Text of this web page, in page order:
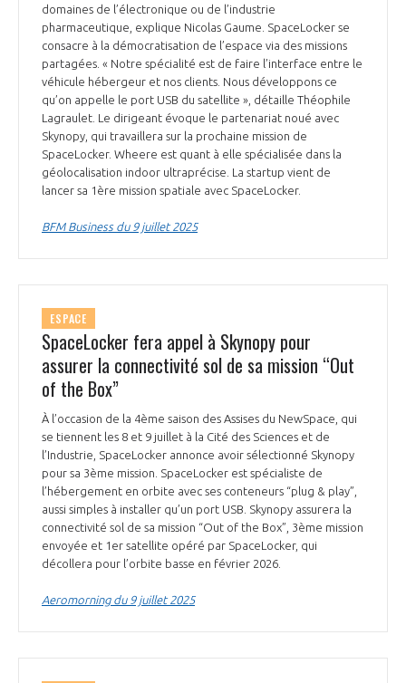
domaines de l’électronique ou de l’industrie
pharmaceutique, explique Nicolas Gaume. SpaceLocker se
consacre à la démocratisation de l’espace via des missions
partagées. « Notre spécialité est de faire l’interface entre le
véhicule hébergeur et nos clients. Nous développons ce
qu’on appelle le port USB du satellite », détaille Théophile
Lagraulet. Le dirigeant évoque le partenariat noué avec
Skynopy, qui travaillera sur la prochaine mission de
SpaceLocker. Wheere est quant à elle spécialisée dans la
géolocalisation indoor ultraprécise. La startup vient de
lancer sa 1ère mission spatiale avec SpaceLocker.
BFM Business du 9 juillet 2025
ESPACE
SpaceLocker fera appel à Skynopy pour
assurer la connectivité sol de sa mission “Out
of the Box”
À l’occasion de la 4ème saison des Assises du NewSpace, qui
se tiennent les 8 et 9 juillet à la Cité des Sciences et de
l’Industrie, SpaceLocker annonce avoir sélectionné Skynopy
pour sa 3ème mission. SpaceLocker est spécialiste de
l’hébergement en orbite avec ses conteneurs “plug & play”,
aussi simples à installer qu’un port USB. Skynopy assurera la
connectivité sol de sa mission “Out of the Box”, 3ème mission
envoyée et 1er satellite opéré par SpaceLocker, qui
décollera pour l’orbite basse en février 2026.
Aeromorning du 9 juillet 2025